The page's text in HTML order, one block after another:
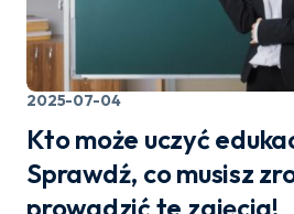
2025-07-04
Kto może uczyć
Sprawdź, co musisz